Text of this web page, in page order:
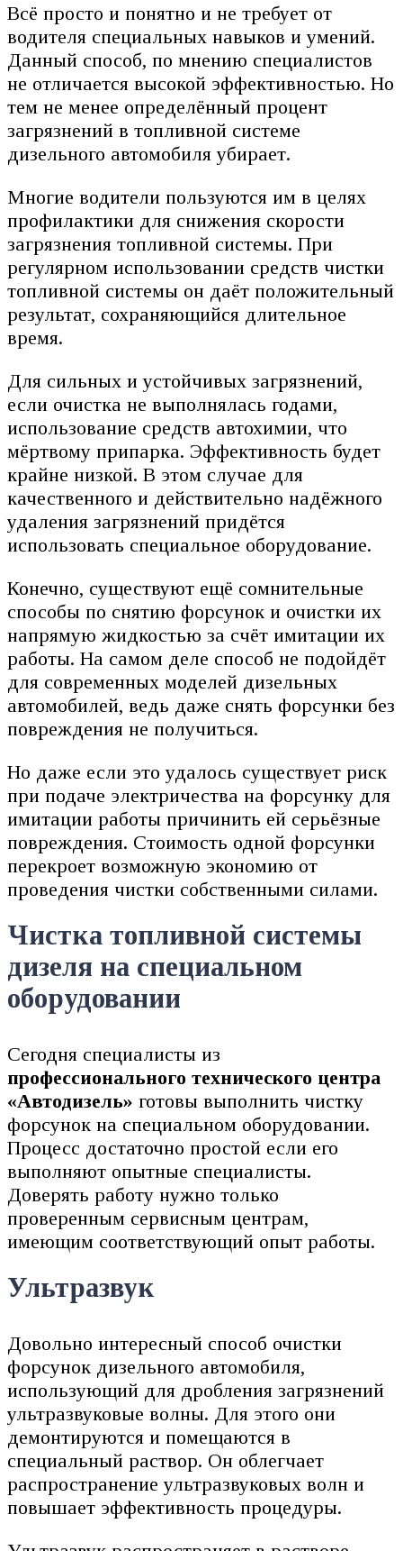
Всё просто и понятно и не требует от
водителя специальных навыков и умений.
Данный способ, по мнению специалистов
не отличается высокой эффективностью. Но
тем не менее определённый процент
загрязнений в топливной системе
дизельного автомобиля убирает.
Многие водители пользуются им в целях
профилактики для снижения скорости
загрязнения топливной системы. При
регулярном использовании средств чистки
топливной системы он даёт положительный
результат, сохраняющийся длительное
время.
Для сильных и устойчивых загрязнений,
если очистка не выполнялась годами,
использование средств автохимии, что
мёртвому припарка. Эффективность будет
крайне низкой. В этом случае для
качественного и действительно надёжного
удаления загрязнений придётся
использовать специальное оборудование.
Конечно, существуют ещё сомнительные
способы по снятию форсунок и очистки их
напрямую жидкостью за счёт имитации их
работы. На самом деле способ не подойдёт
для современных моделей дизельных
автомобилей, ведь даже снять форсунки без
повреждения не получиться.
Но даже если это удалось существует риск
при подаче электричества на форсунку для
имитации работы причинить ей серьёзные
повреждения. Стоимость одной форсунки
перекроет возможную экономию от
проведения чистки собственными силами.
Чистка топливной системы
дизеля на специальном
оборудовании
Сегодня специалисты из
профессионального технического центра
«Автодизель» готовы выполнить чистку
форсунок на специальном оборудовании.
Процесс достаточно простой если его
выполняют опытные специалисты.
Доверять работу нужно только
проверенным сервисным центрам,
имеющим соответствующий опыт работы.
Ультразвук
Довольно интересный способ очистки
форсунок дизельного автомобиля,
использующий для дробления загрязнений
ультразвуковые волны. Для этого они
демонтируются и помещаются в
специальный раствор. Он облегчает
распространение ультразвуковых волн и
повышает эффективность процедуры.